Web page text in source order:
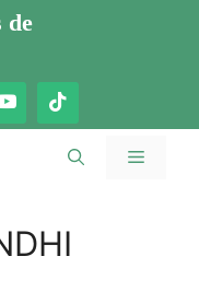
de
Menú